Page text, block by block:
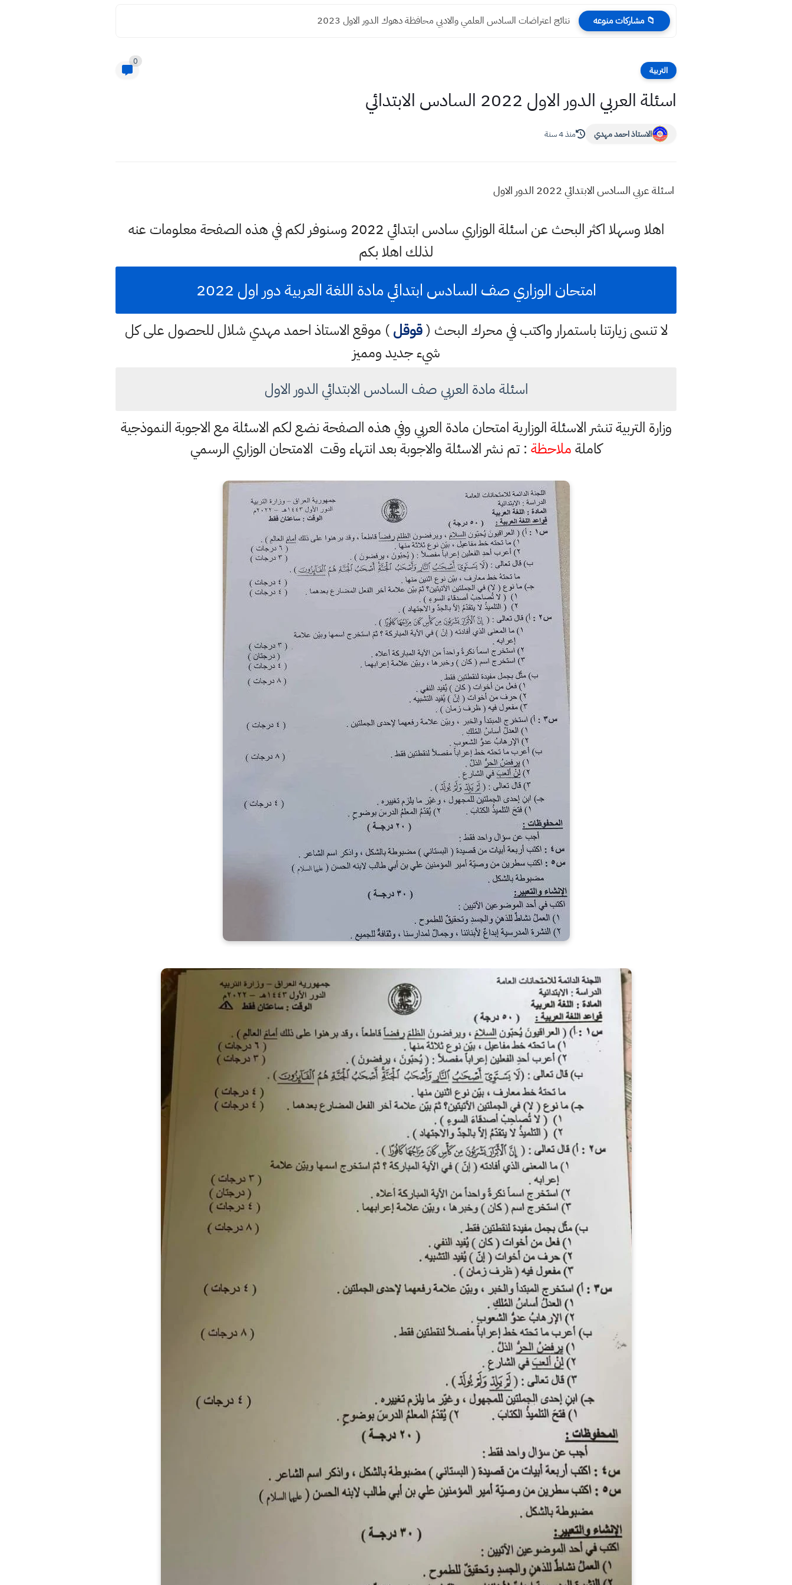
📁 مشاركات منوعه نتائج اعتراضات السادس العلمي والادبي محافظة دهوك الدور الاول 2023
التربية
0
اسئلة العربي الدور الاول 2022 السادس الابتدائي
الاستاذ احمد مهدي منذ 4 سنة
اسئلة عربي السادس الابتدائي 2022 الدور الاول
اهلا وسهلا اكثر البحث عن اسئلة الوزاري سادس ابتدائي 2022 وسنوفر لكم في هذه الصفحة معلومات عنه
لذلك اهلا بكم
امتحان الوزاري صف السادس ابتدائي مادة اللغة العربية دور اول 2022
لا تنسى زيارتنا باستمرار واكتب في محرك البحث (قوقل) موقع الاستاذ احمد مهدي شلال للحصول على كل
شيء جديد ومميز
اسئلة مادة العربي صف السادس الابتدائي الدور الاول
وزارة التربية تنشر الاسئلة الوزارية امتحان مادة العربي وفي هذه الصفحة نضع لكم الاسئلة مع الاجوبة النموذجية
كاملةملاحظة : تم نشر الاسئلة والاجوبة بعد انتهاء وقت الامتحان الوزاري الرسمي